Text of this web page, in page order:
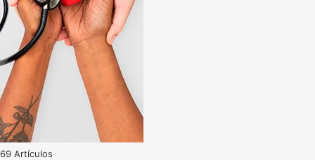
69 Artículos